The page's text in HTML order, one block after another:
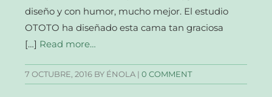
diseño y con humor, mucho mejor. El estudio
OTOTO ha diseñado esta cama tan graciosa
[…] Read more…
7 OCTUBRE, 2016 BY ÉNOLA |0 COMMENT